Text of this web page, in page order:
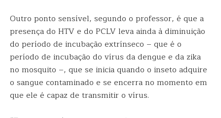
Outro ponto sensível, segundo o professor, é que a
presença do HTV e do PCLV leva ainda à diminuição
do período de incubação extrínseco – que é o
período de incubação do vírus da dengue e da zika
no mosquito –, que se inicia quando o inseto adquire
o sangue contaminado e se encerra no momento em
que ele é capaz de transmitir o vírus.